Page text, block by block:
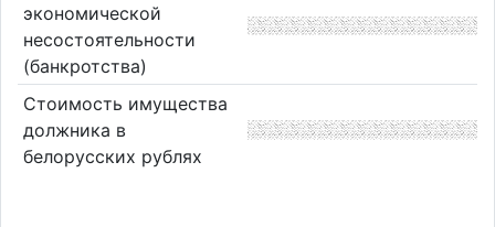
экономической
несостоятельности
(банкротства)
Стоимость имущества
должника в
белорусских рублях